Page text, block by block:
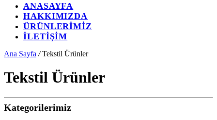
ANASAYFA
HAKKIMIZDA
ÜRÜNLERİMİZ
İLETİŞİM
Ana Sayfa /Tekstil Ürünler
Tekstil Ürünler
Kategorilerimiz